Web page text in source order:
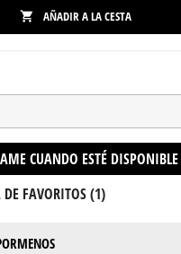
 AÑADIR A LA CESTA
CUANDO ESTÉ DISPONIBLE
FAVORITOS (1)